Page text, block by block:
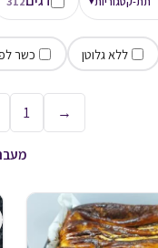
ללא גלוטן כשר
→
1